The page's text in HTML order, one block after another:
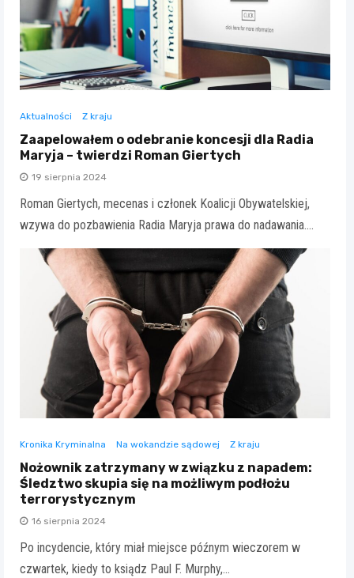
Aktualności Z kraju
Zaapelowałem o odebranie koncesji dla Radia
Maryja – twierdzi Roman Giertych
19 sierpnia 2024
Roman Giertych, mecenas i członek Koalicji Obywatelskiej,
wzywa do pozbawienia Radia Maryja prawa do nadawania.…
Kronika Kryminalna Na wokandzie sądowej Z kraju
Nożownik zatrzymany w związku z napadem:
Śledztwo skupia się na możliwym podłożu
terrorystycznym
16 sierpnia 2024
Po incydencie, który miał miejsce późnym wieczorem w
czwartek, kiedy to ksiądz Paul F. Murphy,…